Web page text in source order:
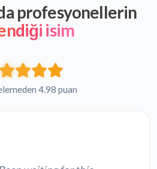
profesyonellerin
isim
4.98 puan